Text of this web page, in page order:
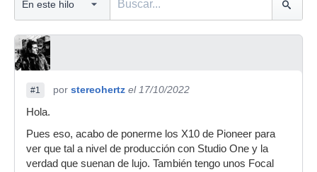
#1 por stereohertz el 17/10/2022
Hola.
Pues eso, acabo de ponerme los X10 de Pioneer para
ver que tal a nivel de producción con Studio One y la
verdad que suenan de lujo. También tengo unos Focal